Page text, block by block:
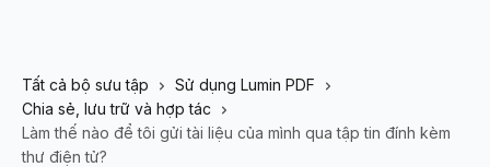
Tất cả bộ sưu tập
Sử dụng Lumin PDF
Chia sẻ, lưu trữ và hợp tác
Làm thế nào để tôi gửi tài liệu của mình qua tập tin đính kèm
thư điện tử?